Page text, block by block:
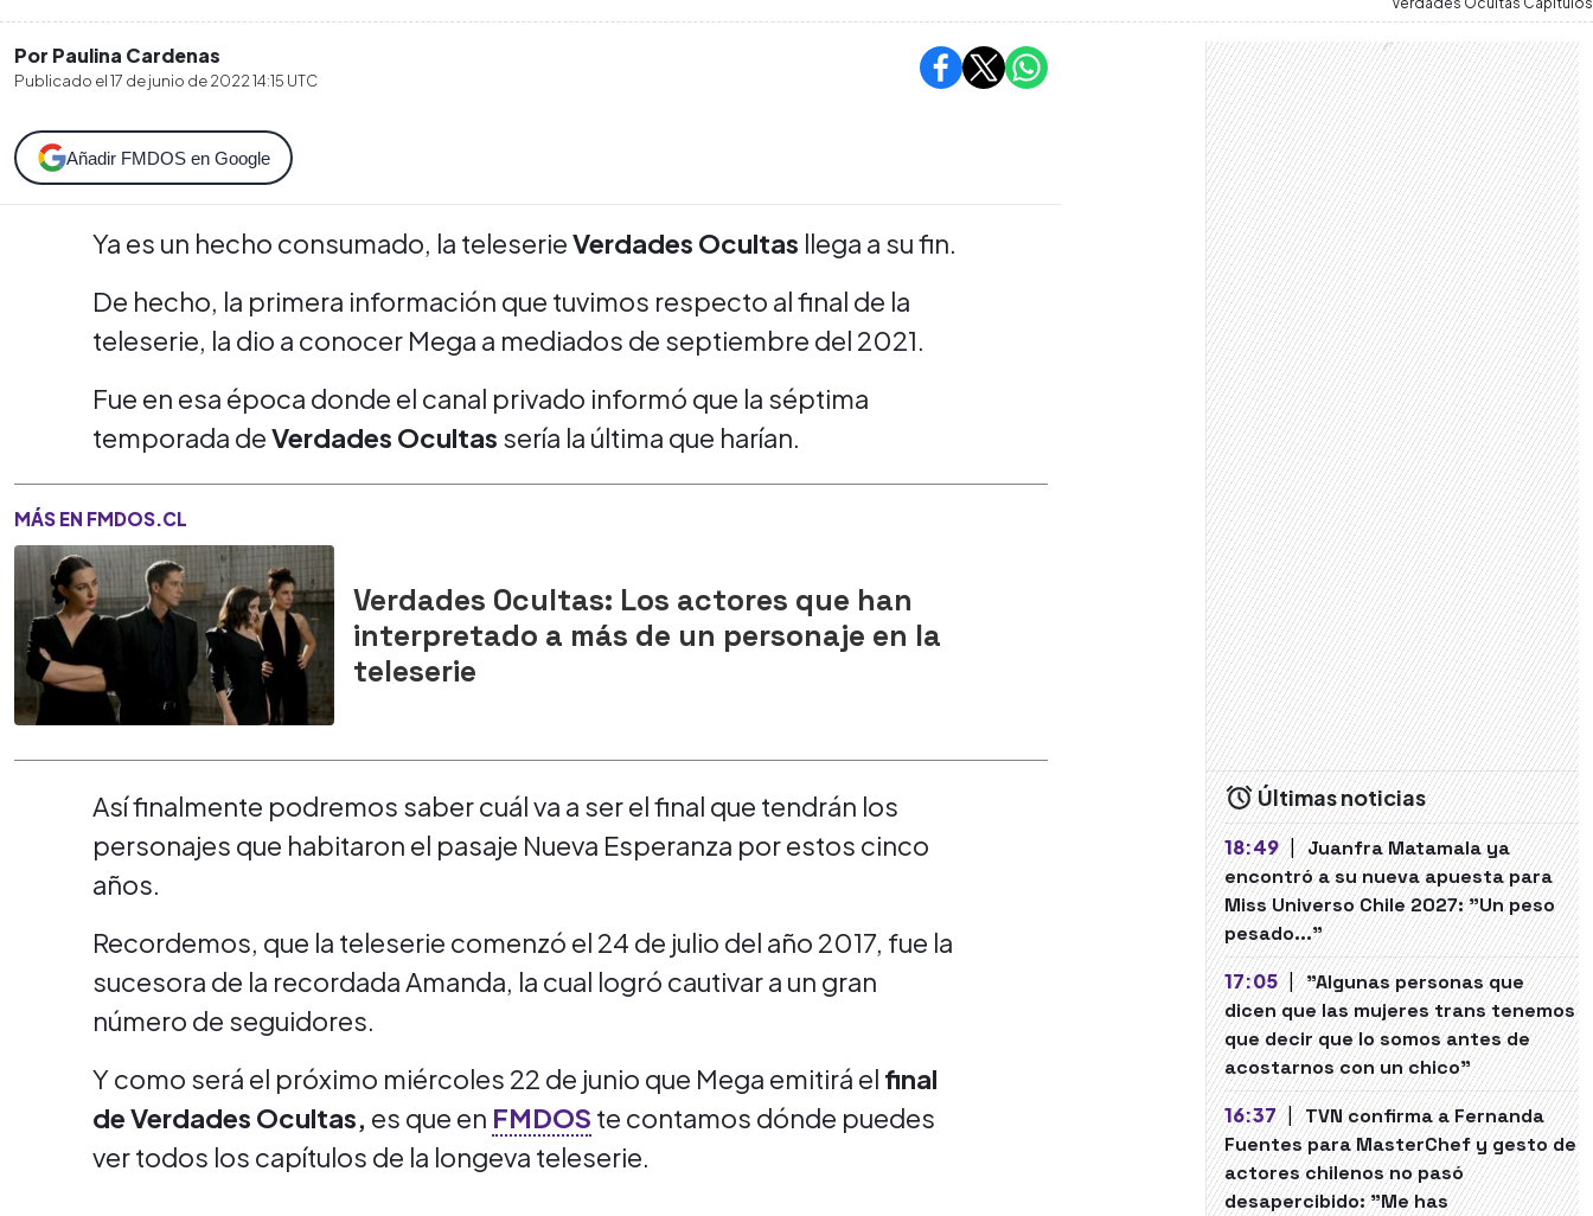
Por Paulina Cardenas
Publicado el17 de junio de 2022 14:15 UTC
Añadir FMDOS en Google
Ya es un hecho consumado, la teleserieVerdades Ocultas llega a su fin.
De hecho, la primera información que tuvimos respecto al final de la
teleserie, la dio a conocer Mega a mediados de septiembre del 2021.
Fue en esa época donde el canal privado informó que la séptima
temporada deVerdades Ocultas sería la última que harían.
MÁS EN FMDOS.CL
Verdades Ocultas: Los actores que han
interpretado a más de un personaje en la
teleserie
Así finalmente podremos saber cuál va a ser el final que tendrán los
personajes que habitaron el pasaje Nueva Esperanza por estos cinco
años.
Recordemos, que la teleserie comenzó el 24 de julio del año 2017, fue la
sucesora de la recordada Amanda, la cual logró cautivar a un gran
número de seguidores.
Y como será el próximo miércoles 22 de junio que Mega emitirá el final
de Verdades Ocultas, es que en FMDOS te contamos dónde puedes
ver todos los capítulos de la longeva teleserie.
Últimas noticias
18:49 | Juanfra Matamala ya
encontró a su nueva apuesta para
Miss Universo Chile 2027: "Un peso
pesado..."
17:05 | "Algunas personas que
dicen que las mujeres trans tenemos
que decir que lo somos antes de
acostarnos con un chico"
16:37 | TVN confirma a Fernanda
Fuentes para MasterChef y gesto de
actores chilenos no pasó
desapercibido: "Me has